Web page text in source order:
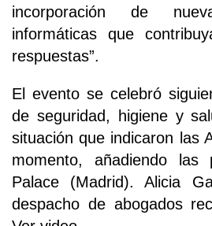
incorporación de
informáticas que
respuestas”.
El evento se celebró
de seguridad, higiene y
situación que indicaron las
momento, añadiendo las
Palace (Madrid). Alicia
despacho de abogados